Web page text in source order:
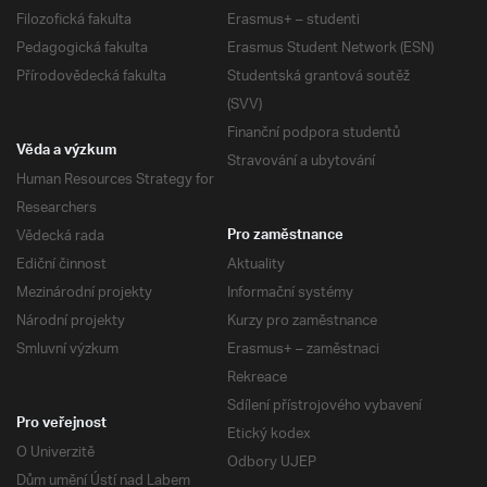
Filozofická fakulta
Pedagogická fakulta
Přírodovědecká fakulta
Erasmus+ – studenti
Erasmus Student Network (ESN)
Studentská grantová soutěž
(SVV)
Finanční podpora studentů
Stravování a ubytování
Věda a výzkum
Human Resources Strategy for
Researchers
Vědecká rada
Ediční činnost
Mezinárodní projekty
Národní projekty
Smluvní výzkum
Pro zaměstnance
Aktuality
Informační systémy
Kurzy pro zaměstnance
Erasmus+ – zaměstnaci
Rekreace
Sdílení přístrojového vybavení
Etický kodex
Odbory UJEP
Pro veřejnost
O Univerzitě